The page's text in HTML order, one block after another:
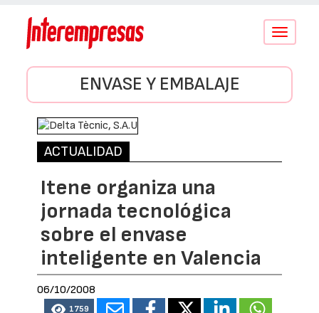
Conmutar
ENVASE Y EMBALAJE
ACTUALIDAD
Itene organiza una
jornada tecnológica
sobre el envase
inteligente en Valencia
06/10/2008
1759